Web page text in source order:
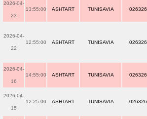
2026-04-
23
13:55:00 ASHTART TUNISAVIA 026326
2026-04-
22
12:55:00 ASHTART TUNISAVIA 026326
2026-04-
16
14:55:00 ASHTART TUNISAVIA 026326
2026-04-
15
12:25:00 ASHTART TUNISAVIA 026326